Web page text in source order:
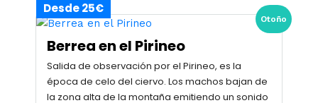
Otoño
Desde 25€
Berrea en el Pirineo
Salida de observación por el Pirineo, es la
época de celo del ciervo. Los machos bajan de
la zona alta de la montaña emitiendo un sonido